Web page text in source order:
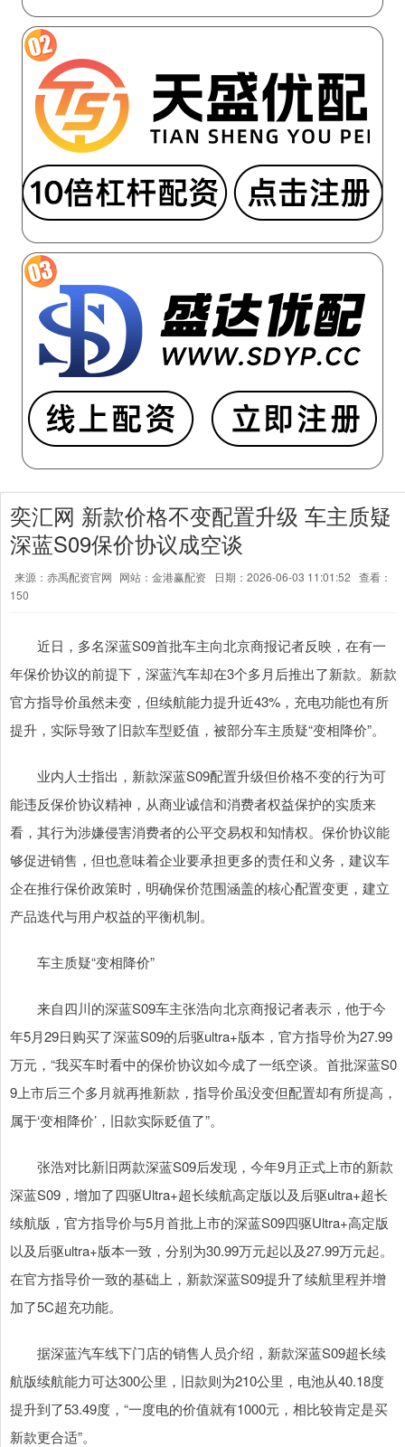
奕汇网 新款价格不变配置升级 车主质疑
深蓝S09保价协议成空谈
来源：赤禹配资官网 网站：金港赢配资 日期：2026-06-03 11:01:52 查看：
150
近日，多名深蓝S09首批车主向北京商报记者反映，在有一
年保价协议的前提下，深蓝汽车却在3个多月后推出了新款。新款
官方指导价虽然未变，但续航能力提升近43%，充电功能也有所
提升，实际导致了旧款车型贬值，被部分车主质疑“变相降价”。
业内人士指出，新款深蓝S09配置升级但价格不变的行为可
能违反保价协议精神，从商业诚信和消费者权益保护的实质来
看，其行为涉嫌侵害消费者的公平交易权和知情权。保价协议能
够促进销售，但也意味着企业要承担更多的责任和义务，建议车
企在推行保价政策时，明确保价范围涵盖的核心配置变更，建立
产品迭代与用户权益的平衡机制。
车主质疑“变相降价”
来自四川的深蓝S09车主张浩向北京商报记者表示，他于今
年5月29日购买了深蓝S09的后驱ultra+版本，官方指导价为27.99
万元，“我买车时看中的保价协议如今成了一纸空谈。首批深蓝S0
9上市后三个多月就再推新款，指导价虽没变但配置却有所提高，
属于‘变相降价’，旧款实际贬值了”。
张浩对比新旧两款深蓝S09后发现，今年9月正式上市的新款
深蓝S09，增加了四驱Ultra+超长续航高定版以及后驱ultra+超长
续航版，官方指导价与5月首批上市的深蓝S09四驱Ultra+高定版
以及后驱ultra+版本一致，分别为30.99万元起以及27.99万元起。
在官方指导价一致的基础上，新款深蓝S09提升了续航里程并增
加了5C超充功能。
据深蓝汽车线下门店的销售人员介绍，新款深蓝S09超长续
航版续航能力可达300公里，旧款则为210公里，电池从40.18度
提升到了53.49度，“一度电的价值就有1000元，相比较肯定是买
新款更合适”。